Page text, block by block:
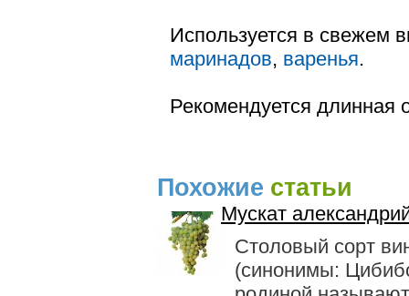
Используется в свежем
маринадов, варенья.
Рекомендуется длинная
Похожие статьи
Мускат
Столовый сорт
(синонимы: